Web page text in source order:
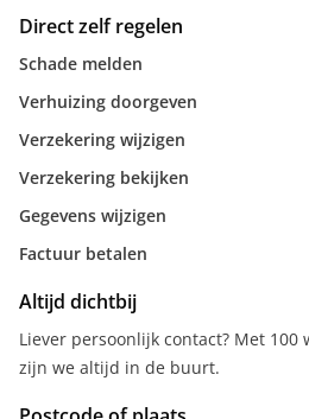
Direct zelf regelen
Schade melden
Verhuizing doorgeven
Verzekering wijzigen
Verzekering bekijken
Gegevens wijzigen
Factuur betalen
Altijd dichtbij
Liever persoonlijk contact? Met
zijn we altijd in de buurt.